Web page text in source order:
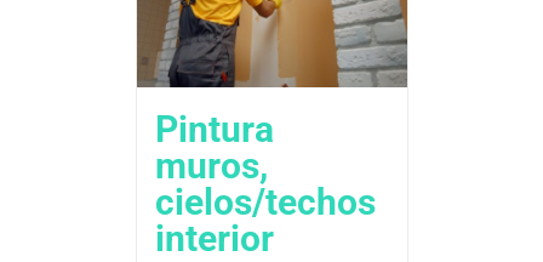
Pintura
muros,
cielos/techos
interior